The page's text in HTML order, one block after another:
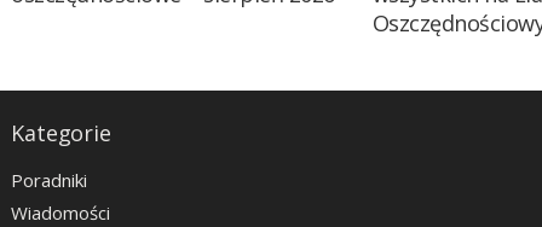
Kategorie
Poradniki
Wiadomości